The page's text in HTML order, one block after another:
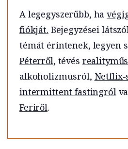
A legegyszerűbb, ha
fiókját. Bejegyzései
témát érintenek, legyen
Péterről, tévés
alkoholizmusról,
intermittent fastingról
Feriről.